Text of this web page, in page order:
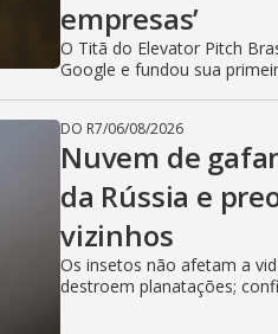
empresas’
O Titã do Elevator Pitch
Google e fundou sua
DO R7/06/08/2026
Nuvem de
da Rússia e
vizinhos
Os insetos não afetam a
destroem planatações;